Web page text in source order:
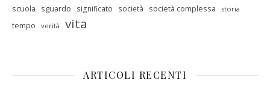
scuola sguardo significato società società complessa storia
tempo verità vita
ARTICOLI RECENTI